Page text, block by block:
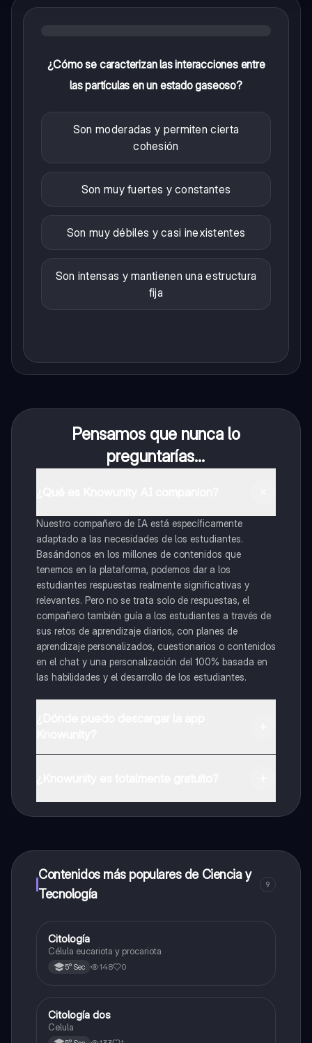
¿Cómo se caracterizan las interacciones entre
las partículas en un estado gaseoso?
Son moderadas y permiten cierta
cohesión
Son muy fuertes y constantes
Son muy débiles y casi inexistentes
Son intensas y mantienen una estructura
fija
Pensamos que nunca lo
preguntarías...
Nuestro compañero de IA está específicamente
adaptado a las necesidades de los estudiantes.
Basándonos en los millones de contenidos que
tenemos en la plataforma, podemos dar a los
estudiantes respuestas realmente significativas y
relevantes. Pero no se trata solo de respuestas, el
compañero también guía a los estudiantes a través de
sus retos de aprendizaje diarios, con planes de
aprendizaje personalizados, cuestionarios o contenidos
en el chat y una personalización del 100% basada en
las habilidades y el desarrollo de los estudiantes.
a determinadas funciones.
Contenidos más populares de Ciencia y
Tecnología
9
Ciencia y Tecnología
Citología
Célula eucariota y procariota
5° Sec 148 0
Ciencia y Tecnología
Citología dos
Celula